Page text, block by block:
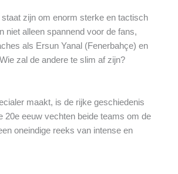
zijn om enorm sterke en tactisch
niet alleen spannend voor de fans,
als Ersun Yanal (Fenerbahçe) en
zal de andere te slim af zijn?
maakt, is de rijke geschiedenis
20e eeuw vechten beide teams om de
oneindige reeks van intense en